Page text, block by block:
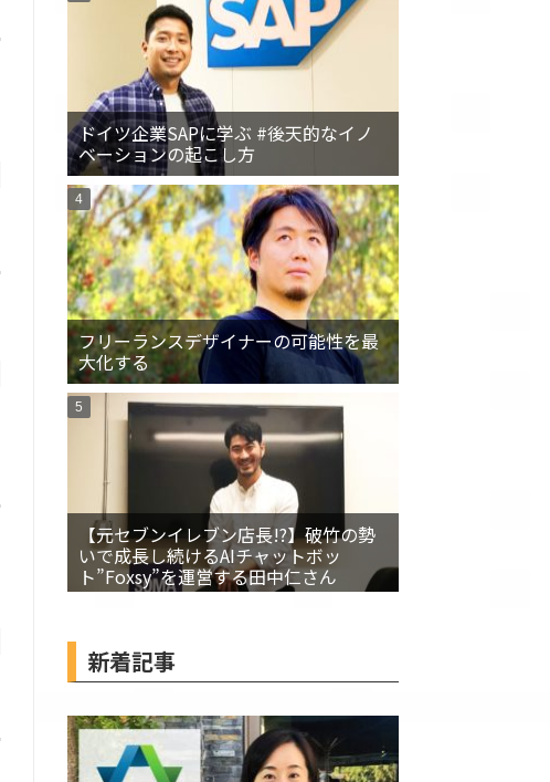
ドイツ企業SAPに学ぶ #後天的なイノ
ベーションの起こし方
フリーランスデザイナーの可能性を最
大化する
【元セブンイレブン店長!?】破竹の勢
いで成長し続けるAIチャットボッ
ト”Foxsy”を運営する田中仁さん
新着記事